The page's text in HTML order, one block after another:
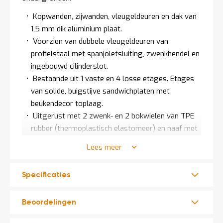
account
Kopwanden, zijwanden, vleugeldeuren en dak van
1,5 mm dik aluminium plaat.
Voorzien van dubbele vleugeldeuren van
profielstaal met spanjoletsluiting, zwenkhendel en
ingebouwd cilinderslot.
Bestaande uit 1 vaste en 4 losse etages. Etages
van solide, buigstijve sandwichplaten met
beukendecor toplaag.
Uitgerust met 2 zwenk- en 2 bokwielen van TPE
rubber (thermoplastisch elastomeer) en naaf met
Wielen van streeploos rubber. TOTALSTOP -
zwenkwielen.
Lees meer
Specificaties
Beoordelingen